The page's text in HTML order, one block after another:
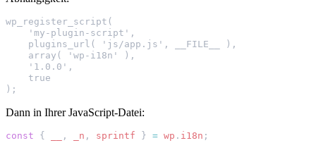
wp_register_script(
    'my-plugin-script',
    plugins_url( 'js/app.js', __FILE__ ),
    array( 'wp-i18n' ),
    '1.0.0',
    true
);
Dann in Ihrer JavaScript-Datei:
const { , _n , sprintf } = wp . i18n ;